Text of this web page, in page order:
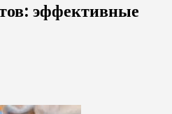
эффективные